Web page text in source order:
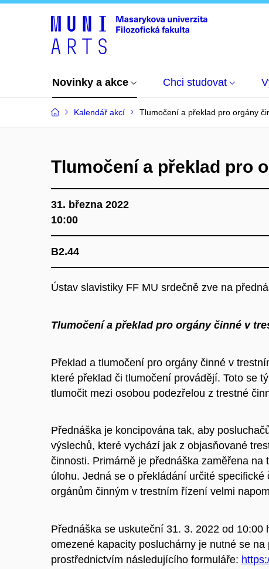
Novinky a akce Chci studovat
Kalendář akcí Tlumočení a překlad pro orgány
Tlumočení a překlad pro
31. března 2022
10:00
B2.44
Ústav slavistiky FF MU srdečně zve na
Tlumočení a překlad pro orgány činné v
Překlad a tlumočení pro orgány činné v
které překlad či tlumočení provádějí. Toto se
tlumočit mezi osobou podezřelou z trestné
Přednáška je koncipována tak, aby
výslechů, které vychází jak z objasňované
činnosti. Primárně je přednáška zaměřena
úlohu. Jedná se o překládání určité
orgánům činným v trestním řízení velmi
Přednáška se uskuteční 31. 3. 2022 od
omezené kapacity posluchárny je nutné se
prostřednictvím následujícího formuláře: